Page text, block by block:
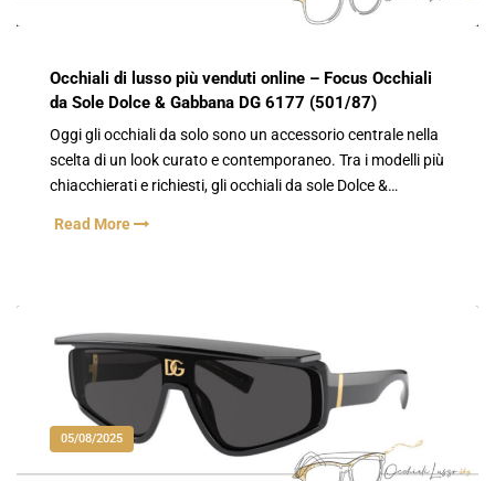
Occhiali di lusso più venduti online – Focus Occhiali
da Sole Dolce & Gabbana DG 6177 (501/87)
Oggi gli occhiali da solo sono un accessorio centrale nella
scelta di un look curato e contemporaneo. Tra i modelli più
chiacchierati e richiesti, gli occhiali da sole Dolce &…
Read More
05/08/2025